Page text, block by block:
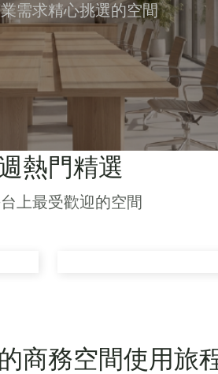
需求精心挑選的空間
熱門精選
上最受歡迎的空間
商務空間使用旅